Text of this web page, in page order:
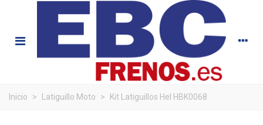
Inicio > Latiguillo Moto > Kit Latiguillos Hel HBK0068